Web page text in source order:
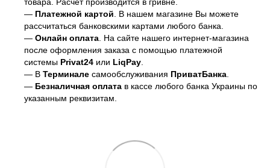
— Платежной картой . В нашем магазине Вы можете
рассчитаться банковскими картами любого банка.
— Онлайн оплата . На сайте нашего интернет-магазина
после оформления заказа с помощью платежной
системы Privat24 или LiqPay
— В Терминале самообслуживания ПриватБанка
— Безналичная оплата в кассе любого банка Украины по
указанным реквизитам.